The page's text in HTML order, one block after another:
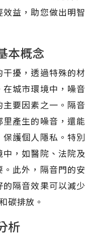
益，助您做出明智
本概念
擾，透過特殊的材
城市環境中，噪音
要因素之一。隔音
產生的噪音，還能
護個人隱私。特別
，如醫院、法院及
此外，隔音門的安
隔音效果可以減少
碳排放。
析